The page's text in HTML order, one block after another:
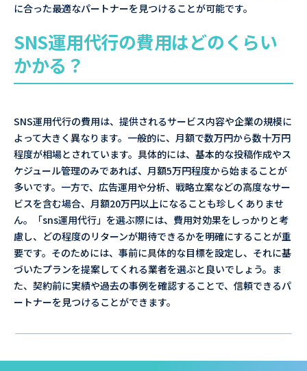
に合った最適なパートナーを見つけることが可能です。
SNS運用代行の費用はどのくらい
かかる？
SNS運用代行の費用は、提供されるサービス内容や企業の規模に
よって大きく異なります。一般的に、月額で数万円から数十万円
程度が相場とされています。具体的には、基本的な投稿作成やス
ケジュール管理のみであれば、月額5万円程度から始まることが
多いです。一方で、広告運用や分析、戦略立案などの高度なサー
ビスを含む場合、月額20万円以上になることも珍しくありませ
ん。「sns運用代行」を選ぶ際には、費用対効果をしっかりと考
慮し、どの程度のリターンが期待できるかを明確にすることが重
要です。そのためには、事前に具体的な目標を設定し、それに基
づいたプランを提案してくれる業者を選ぶと良いでしょう。ま
た、契約前に実績や過去の事例を確認することで、信頼できるパ
ートナーを見つけることができます。